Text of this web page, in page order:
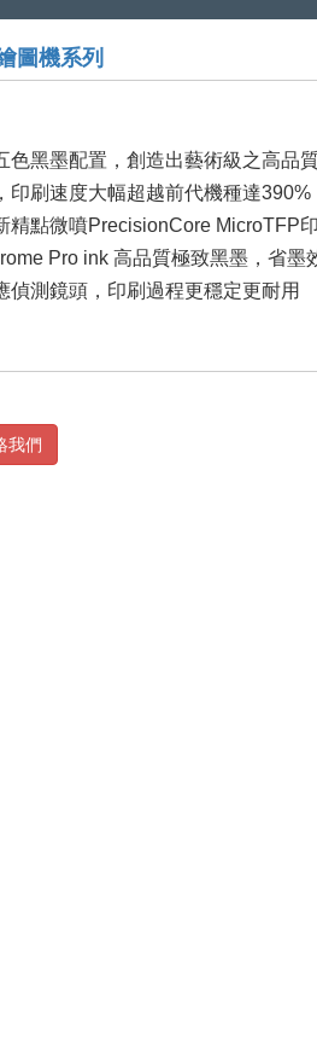
圖機系列
色黑墨配置，創造出藝術級之高品
印刷速度大幅超越前代機種達390%
精點微噴PrecisionCore MicroTFP
Pro ink 高品質極致黑墨，省墨
偵測鏡頭，印刷過程更穩定更耐用
我們